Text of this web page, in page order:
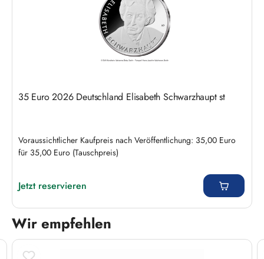
35 Euro 2026 Deutschland Elisabeth Schwarzhaupt st
Voraussichtlicher Kaufpreis nach Veröffentlichung: 35,00 Euro
für 35,00 Euro (Tauschpreis)
Jetzt reservieren
Wir empfehlen
Produktgalerie überspringen